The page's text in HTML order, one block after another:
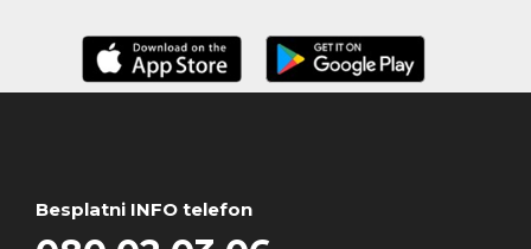
Besplatni INFO telefon